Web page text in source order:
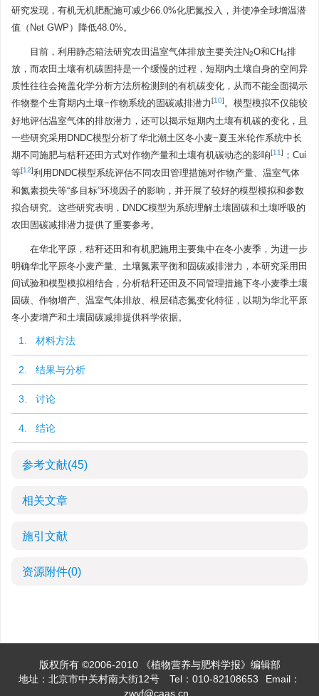
研究发现，有机无机肥配施可减少66.0%化肥氮投入，并使净全球增温潜
值（Net GWP）降低48.0%。
目前，利用静态箱法研究农田温室气体排放主要关注N2O和CH4排
放，而农田土壤有机碳固持是一个缓慢的过程，短期内土壤自身的空间异
质性往往会掩盖化学分析方法所检测到的有机碳变化，从而不能全面揭示
作物整个生育期内土壤−作物系统的固碳减排潜力[10]。模型模拟不仅能较
好地评估温室气体的排放潜力，还可以揭示短期内土壤有机碳的变化，且
一些研究采用DNDC模型分析了华北潮土区冬小麦−夏玉米轮作系统中长
期不同施肥与秸秆还田方式对作物产量和土壤有机碳动态的影响[11] ；Cui
等[12]利用DNDC模型系统评估不同农田管理措施对作物产量、温室气体
和氮素损失等“多目标”环境因子的影响，并开展了较好的模型模拟和参数
拟合研究。这些研究表明，DNDC模型为系统理解土壤固碳和土壤呼吸的
农田固碳减排潜力提供了重要参考。
在华北平原，秸秆还田和有机肥施用主要集中在冬小麦季，为进一步
明确华北平原冬小麦产量、土壤氮素平衡和固碳减排潜力，本研究采用田
间试验和模型模拟相结合，分析秸秆还田及不同管理措施下冬小麦季土壤
固碳、作物增产、温室气体排放、根层硝态氮变化特征，以期为华北平原
冬小麦增产和土壤固碳减排提供科学依据。
1. 材料方法
2. 结果与分析
3. 讨论
4. 结论
参考文献(45)
相关文章
施引文献
资源附件(0)
版权所有 ©2006-2010 《植物营养与肥料学报》编辑部
地址：北京市中关村南大街12号
Tel：010-82108653
Email：
zwyf@caas.cn